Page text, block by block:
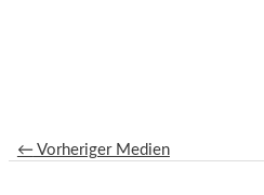
← Vorheriger Medien